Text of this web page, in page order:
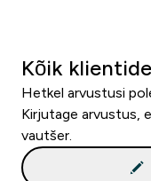
Kõik
Hetkel arvustusi
Kirjutage arvustus,
vautšer.